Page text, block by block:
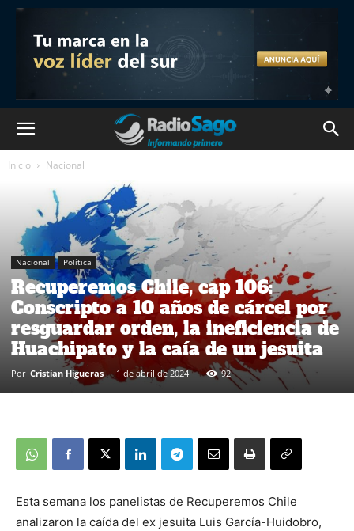
Inicio Nacional
Nacional Política
Recuperemos Chile, cap 106:
Conscripto a 10 años de cárcel por
resguardar orden, la ineficiencia de
Huachipato y la caía de un jesuita
Por Cristian Higueras - 1 de abril de 2024 92
Esta semana los panelistas de Recuperemos Chile
analizaron la caída del ex jesuita Luis García-Huidobro,